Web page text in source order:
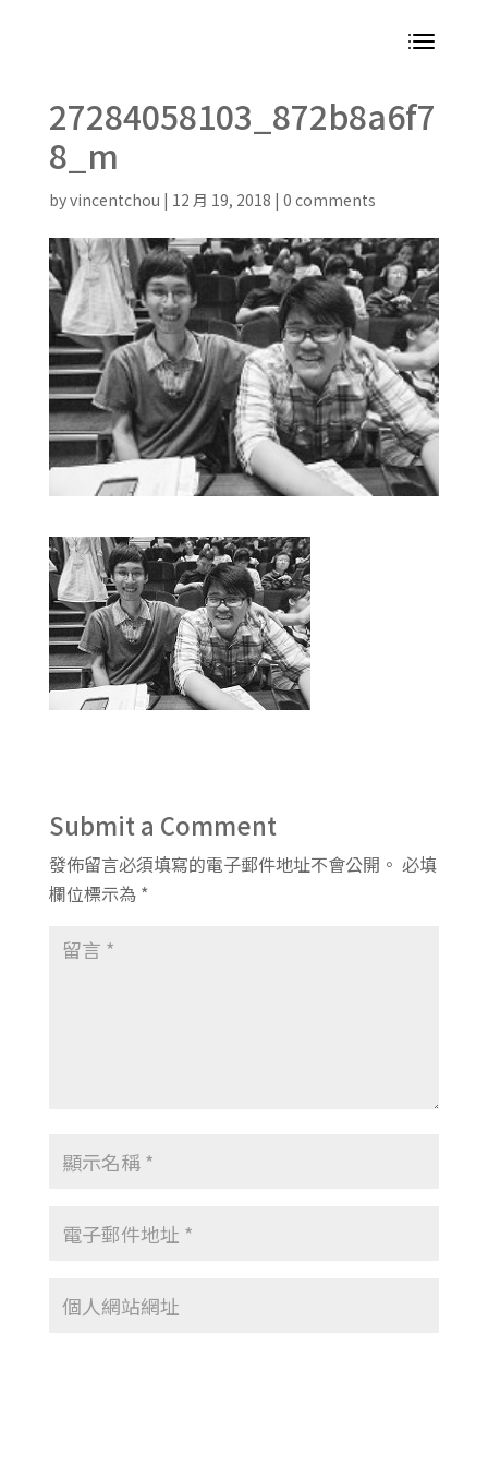
27284058103_872b8a6f7
8_m
byvincentchou | 12 月 19, 2018 | 0 comments
Submit a Comment
發佈留言必須填寫的電子郵件地址不會公開。 必填
欄位標示為 *